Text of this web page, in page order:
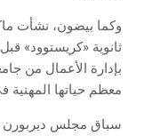
وكما بيضون، نشأت
ثانوية «كريستوود»
بإدارة الأعمال من
معظم حياتها المهنية
سباق مجلس ديربورن